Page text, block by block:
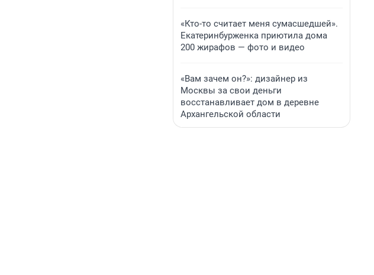
«Кто-то считает меня сумасшедшей».
Екатеринбурженка приютила дома
200 жирафов — фото и видео
«Вам зачем он?»: дизайнер из
Москвы за свои деньги
восстанавливает дом в деревне
Архангельской области